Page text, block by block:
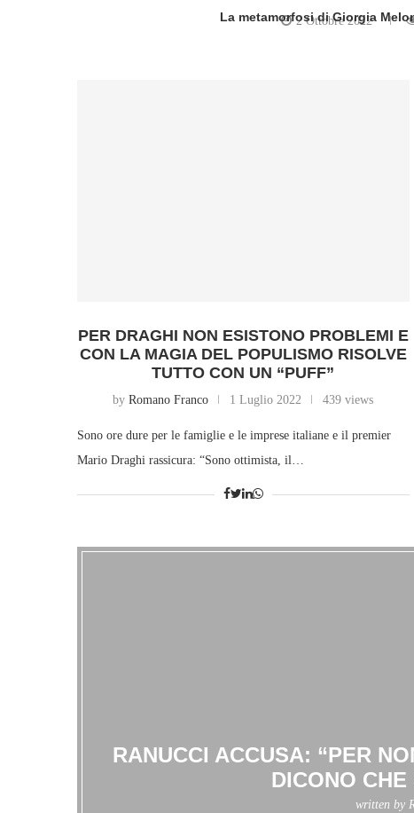
La metamorfosi di Giorgia
2 Ottobre 2022
PER DRAGHI NON ESISTONO PROBLEMI E
CON LA MAGIA DEL POPULISMO RISOLVE
TUTTO CON UN “PUFF”
byRomano Franco 1 Luglio 2022 439 views
Sono ore dure per le famiglie e le imprese italiane e il premier
Mario Draghi rassicura: “Sono ottimista, il…
RANUCCI ACCUSA: “PER
DICONO
written by